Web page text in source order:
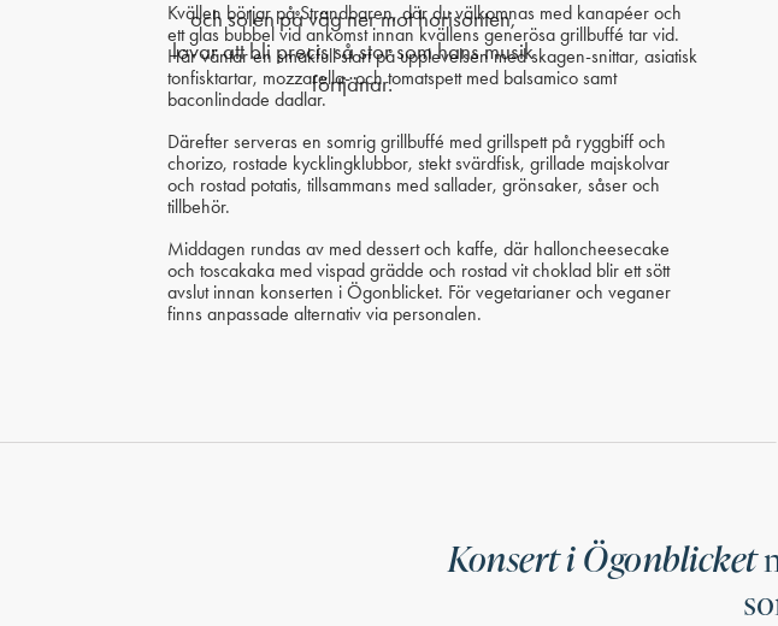
Kvällen börjar på Strandbaren, där du välkomnas med kanapéer och
ett glas bubbel vid ankomst innan kvällens generösa grillbuffé tar vid.
Här väntar en smakfull start på upplevelsen med skagen-snittar, asiatisk
tonfisktartar, mozzarella- och tomatspett med balsamico samt
baconlindade dadlar.
Därefter serveras en somrig grillbuffé med grillspett på ryggbiff och
chorizo, rostade kycklingklubbor, stekt svärdfisk, grillade majskolvar
och rostad potatis, tillsammans med sallader, grönsaker, såser och
tillbehör.
Middagen rundas av med dessert och kaffe, där halloncheesecake
och toscakaka med vispad grädde och rostad vit choklad blir ett sött
avslut innan konserten i Ögonblicket. För vegetarianer och veganer
finns anpassade alternativ via personalen.
Konsert i Ögonblicket